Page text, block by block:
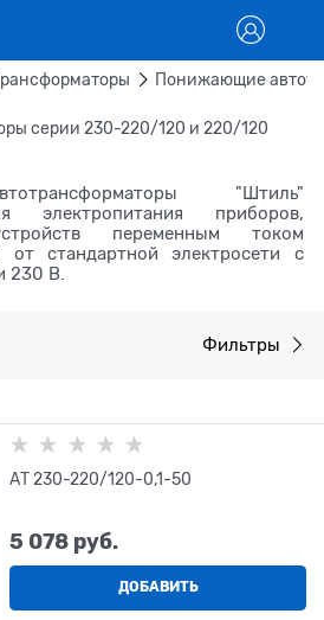
Понижающие
серии 230-220/120 и 220/120
"Штиль"
электропитания приборов,
переменным током
стандартной электросети с
230 В.
Фильтры
АТ 230-220/120-0,1-50
5 078 руб.
ДОБАВИТЬ